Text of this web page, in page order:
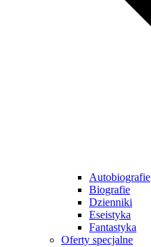
Autobiografie
Biografie
Dzienniki
Eseistyka
Fantastyka
Oferty specjalne